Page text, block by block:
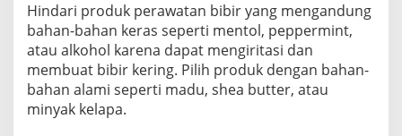
Hindari produk perawatan bibir yang mengandung
bahan-bahan keras seperti mentol, peppermint,
atau alkohol karena dapat mengiritasi dan
membuat bibir kering. Pilih produk dengan bahan-
bahan alami seperti madu, shea butter, atau
minyak kelapa.